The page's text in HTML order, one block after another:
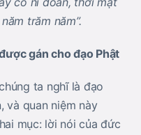
trăm năm”.
gán cho đạo Phật
ta nghĩ là đạo
và quan niệm này
mục: lời nói của đức